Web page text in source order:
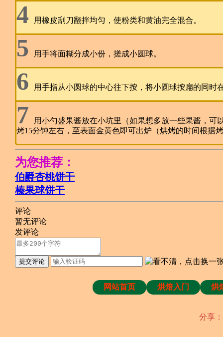
4 用橡皮刮刀翻拌均匀，使粉类和黄油完全混合。
5 用手将面糊分成小份，搓成小圆球。
6 用手指从小圆球的中心往下按，将小圆球按扁的同时
7
用小勺盛果酱放在小坑里（如果想多放一些果酱，
烤15分钟左右，至表面金黄色即可出炉（烘烤的时间根据
为您推荐：
伯爵杏桃饼干
榛果球饼干
评论
暂无评论
发评论
提交评论
网站首页 烘焙入门 烘
分享：